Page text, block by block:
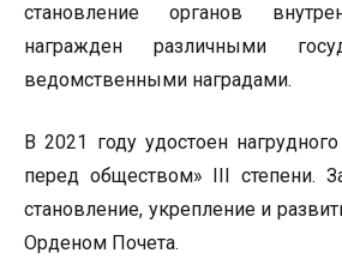
становление органов
награжден различными
ведомственными наградами.
В 2021 году удостоен
перед обществом» III степени.
становление, укрепление и
Орденом Почета.